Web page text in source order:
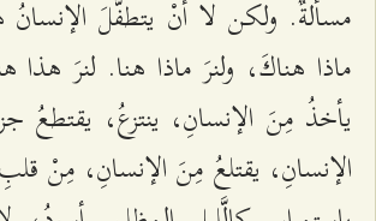
مسألةٌ. ولكن لا أَنْ یتطفَّلَ الإنسانُ
ماذا هناكَ، ولنرَ ماذا هنا. لنرَ هذا
یأخذُ مِنَ الإنسانِ، ینتزعُ،
الإنسانِ، یقتلعُ مِنَ الإنسانِ، مِنْ